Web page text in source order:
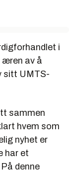
i
æren av å
sitt UMTS-
sammen
hvem som
nyhet er
har et
denne